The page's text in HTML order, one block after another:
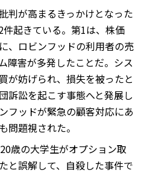
判が高まるきっかけとなった
起きている。第1は、株価
、ロビンフッドの利用者の売
障害が多発したことだ。シス
が妨げられ、損失を被ったと
訴訟を起こす事態へと発展し
フッドが緊急の顧客対応にあ
問題視された。
歳の大学生がオプション取
と誤解して、自殺した事件で